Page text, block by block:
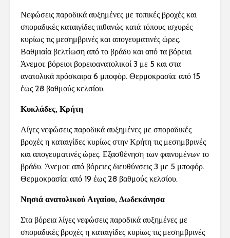
Νεφώσεις παροδικά αυξημένες με τοπικές βροχές και
σποραδικές καταιγίδες πιθανώς κατά τόπους ισχυρές
κυρίως τις μεσημβρινές και απογευματινές ώρες.
Βαθμιαία βελτίωση από το βράδυ και από τα βόρεια.
Άνεμοι: βόρειοι βορειοανατολικοί 3 με 5 και στα
ανατολικά πρόσκαιρα 6 μποφόρ. Θερμοκρασία: από 15
έως 28 βαθμούς κελσίου.
Κυκλάδες, Κρήτη
Λίγες νεφώσεις παροδικά αυξημένες με σποραδικές
βροχές η καταιγίδες κυρίως στην Κρήτη τις μεσημβρινές
και απογευματινές ώρες. Εξασθένηση των φαινομένων το
βράδυ. Άνεμοι: από βόρειες διευθύνσεις 3 με 5 μποφόρ.
Θερμοκρασία: από 19 έως 28 βαθμούς κελσίου.
Νησιά ανατολικού Αιγαίου, Δωδεκάνησα
Στα βόρεια λίγες νεφώσεις παροδικά αυξημένες με
σποραδικές βροχές η καταιγίδες κυρίως τις μεσημβρινές